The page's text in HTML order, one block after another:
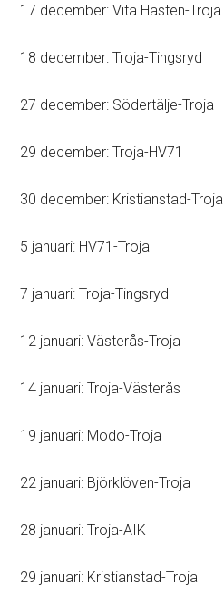
17 december: Vita Hästen-Troja
18 december: Troja-Tingsryd
27 december: Södertälje-Troja
29 december: Troja-HV71
30 december: Kristianstad-Troja
5 januari: HV71-Troja
7 januari: Troja-Tingsryd
12 januari: Västerås-Troja
14 januari: Troja-Västerås
19 januari: Modo-Troja
22 januari: Björklöven-Troja
28 januari: Troja-AIK
29 januari: Kristianstad-Troja